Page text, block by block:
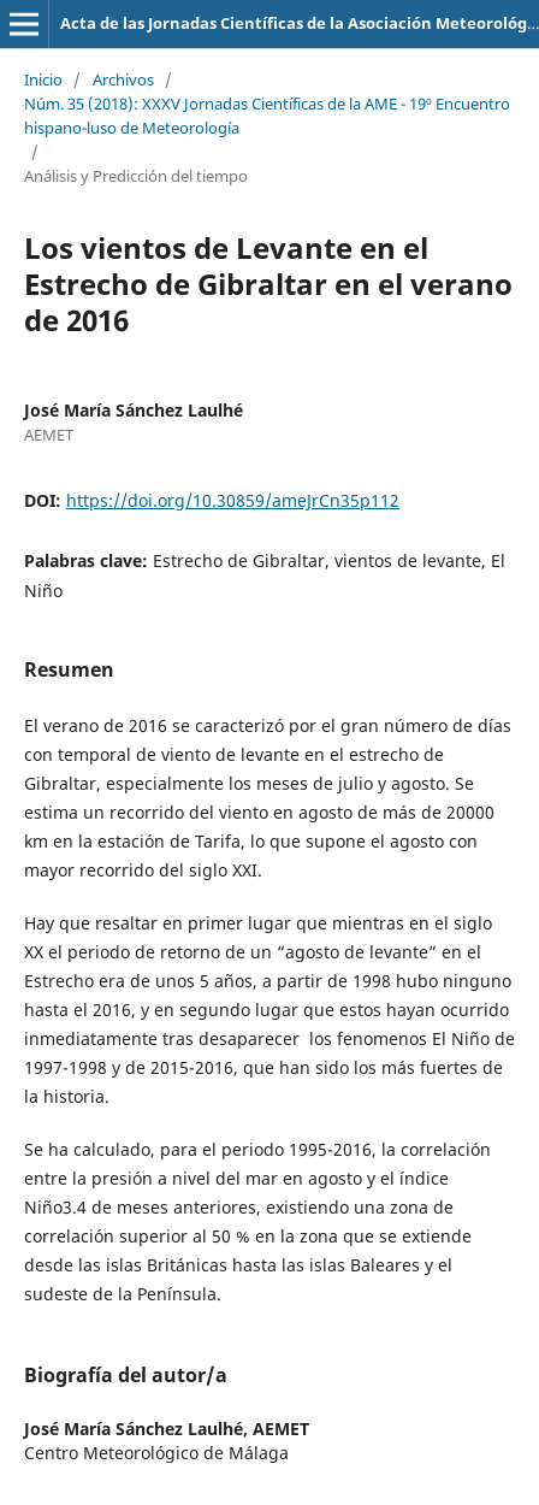
Acta de las Jornadas Científicas de la Asociación Meteorológica Española
Inicio / Archivos /
Núm. 35 (2018): XXXV Jornadas Científicas de la AME - 19º Encuentro
hispano-luso de Meteorología
/
Análisis y Predicción del tiempo
Los vientos de Levante en el
Estrecho de Gibraltar en el verano
de 2016
José María Sánchez Laulhé
AEMET
DOI: https://doi.org/10.30859/ameJrCn35p112
Palabras clave: Estrecho de Gibraltar, vientos de levante, El
Niño
Resumen
El verano de 2016 se caracterizó por el gran número de días
con temporal de viento de levante en el estrecho de
Gibraltar, especialmente los meses de julio y agosto. Se
estima un recorrido del viento en agosto de más de 20000
km en la estación de Tarifa, lo que supone el agosto con
mayor recorrido del siglo XXI.
Hay que resaltar en primer lugar que mientras en el siglo
XX el periodo de retorno de un “agosto de levante” en el
Estrecho era de unos 5 años, a partir de 1998 hubo ninguno
hasta el 2016, y en segundo lugar que estos hayan ocurrido
inmediatamente tras desaparecer los fenomenos El Niño de
1997-1998 y de 2015-2016, que han sido los más fuertes de
la historia.
Se ha calculado, para el periodo 1995-2016, la correlación
entre la presión a nivel del mar en agosto y el índice
Niño3.4 de meses anteriores, existiendo una zona de
correlación superior al 50 % en la zona que se extiende
desde las islas Británicas hasta las islas Baleares y el
sudeste de la Península.
Biografía del autor/a
José María Sánchez Laulhé, AEMET
Centro Meteorológico de Málaga